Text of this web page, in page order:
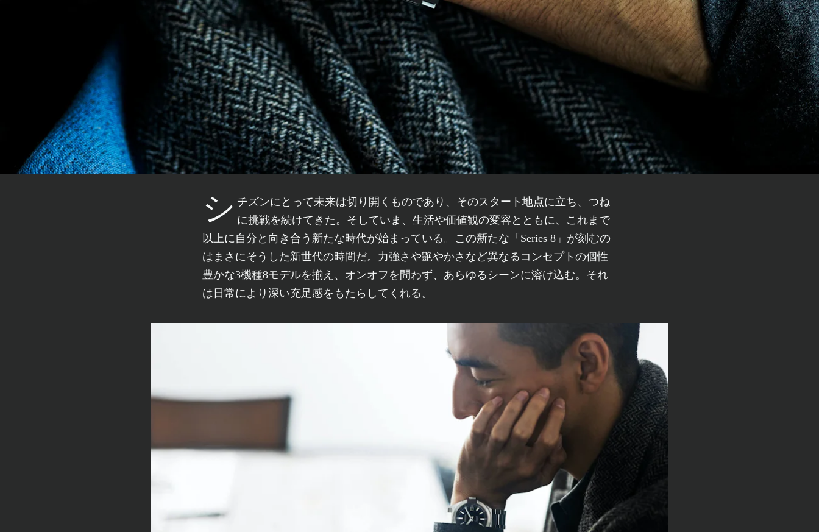
シチズンにとって未来は切り開くものであり、そのスタート地点に立ち、つね に挑戦を続けてきた。そしていま、生活や価値観の変容とともに、これまで
以上に自分と向き合う新たな時代が始まっている。この新たな「Series 8」が刻むの
はまさにそうした新世代の時間だ。力強さや艶やかさなど異なるコンセプトの個性
豊かな3機種8モデルを揃え、オンオフを問わず、あらゆるシーンに溶け込む。それ
は日常により深い充足感をもたらしてくれる。